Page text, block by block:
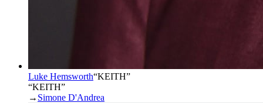
Luke Hemsworth“KEITH”
“KEITH”
→ Simone D'Andrea